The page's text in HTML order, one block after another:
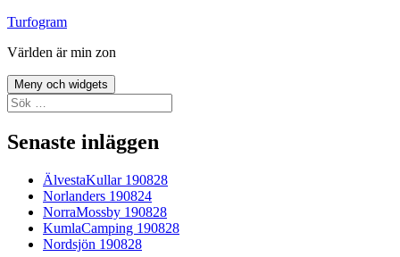
Hoppa
innehåll
Turfogram
Världen är min zon
Meny och widgets
Sök
efter:
Senaste inläggen
ÄlvestaKullar 190828
Norlanders 190824
NorraMossby 190828
KumlaCamping 190828
Nordsjön 190828